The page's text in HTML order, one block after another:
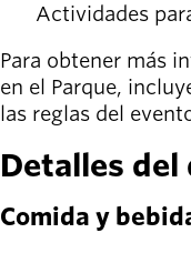
Actividades
Para obtener más
en el Parque,
las reglas del
Detalles del
Comida y